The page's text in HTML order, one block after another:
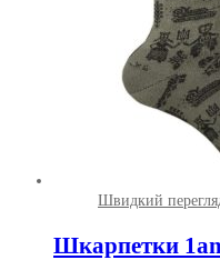
Швидкий
Шкарпетки